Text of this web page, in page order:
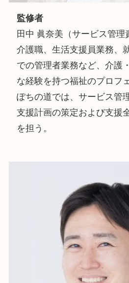
監修者
田中 眞奈美（サービス管理
介護職、生活支援員業務、
での管理者業務など、介護
な経験を持つ福祉のプロフ
ぽちの道では、サービス管
支援計画の策定および支援
を担う。